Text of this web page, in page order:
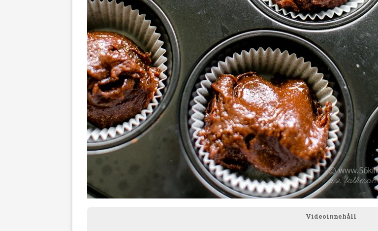
Videoinnehåll